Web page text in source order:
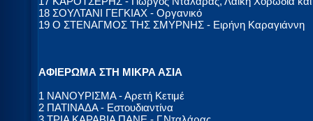
18 ΣΟΥΛΤΑΝΙ ΓΕΓΚΙΑΧ - Οργανικό
19 Ο ΣΤΕΝΑΓΜΟΣ ΤΗΣ ΣΜΥΡΝΗΣ - Ειρήνη Καραγιάννη
ΑΦΙΕΡΩΜΑ ΣΤΗ ΜΙΚΡΑ ΑΣΙΑ
1 ΝΑΝΟΥΡΙΣΜΑ - Αρετή Κετιμέ
2 ΠΑΤΙΝΑΔΑ - Εστουδιαντίνα